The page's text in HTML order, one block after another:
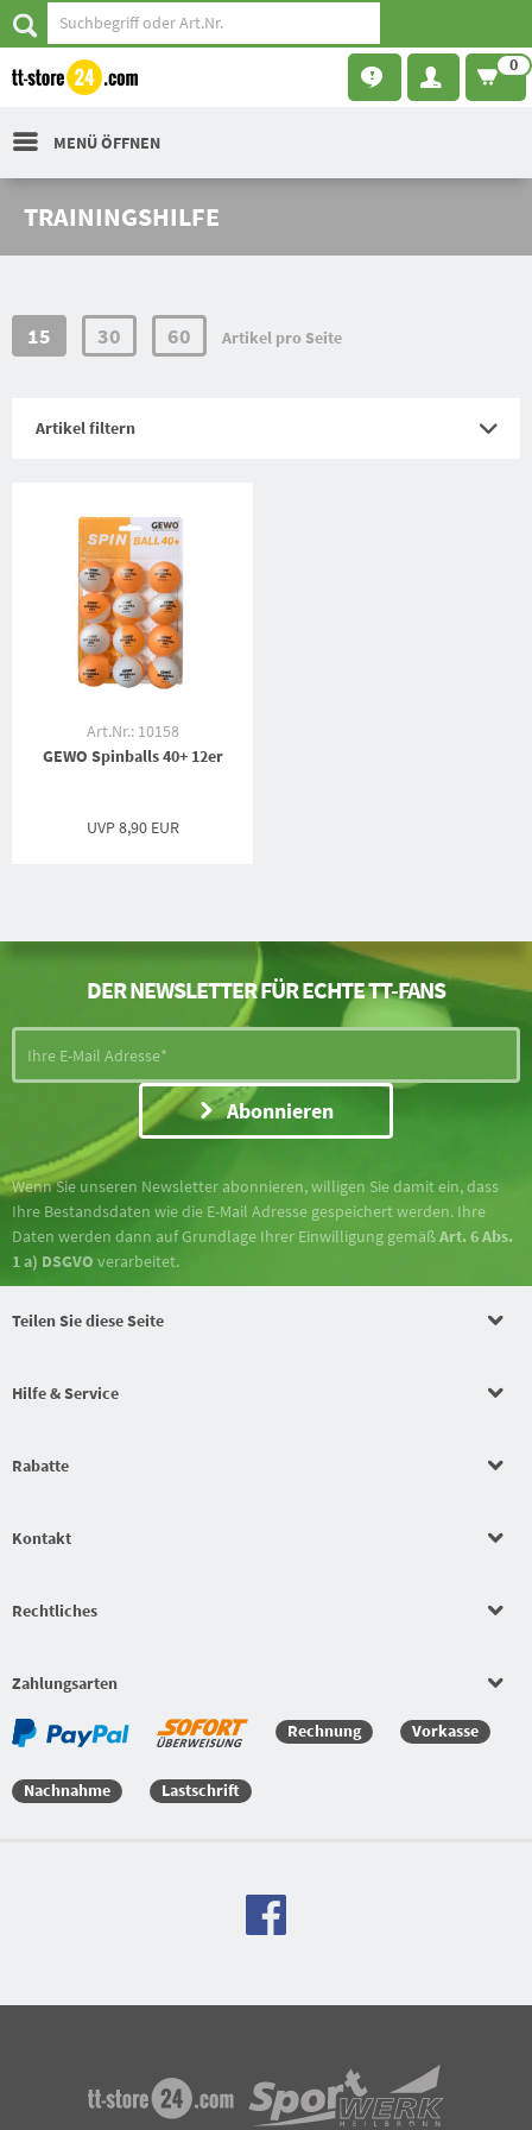
0
MENÜ ÖFFNEN
TRAININGSHILFE
Artikel filtern
15 30 60 Artikel pro Seite
Art.Nr.: 10158
GEWO Spinballs 40+ 12er
UVP8,90 EUR
DER NEWSLETTER FÜR ECHTE TT-FANS
Abonnieren
Wenn Sie unseren Newsletter abonnieren, willigen Sie damit ein, dass
Ihre Bestandsdaten wie die E-Mail Adresse gespeichert werden. Ihre
Daten werden dann auf Grundlage Ihrer Einwilligung gemäßArt. 6 Abs.
1 a) DSGVO verarbeitet.
Teilen Sie diese Seite
Hilfe & Service
Rabatte
Kontakt
Rechtliches
Zahlungsarten
Rechnung Vorkasse
Nachnahme Lastschrift